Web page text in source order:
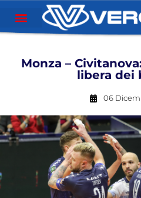
Monza –
libera dei
06